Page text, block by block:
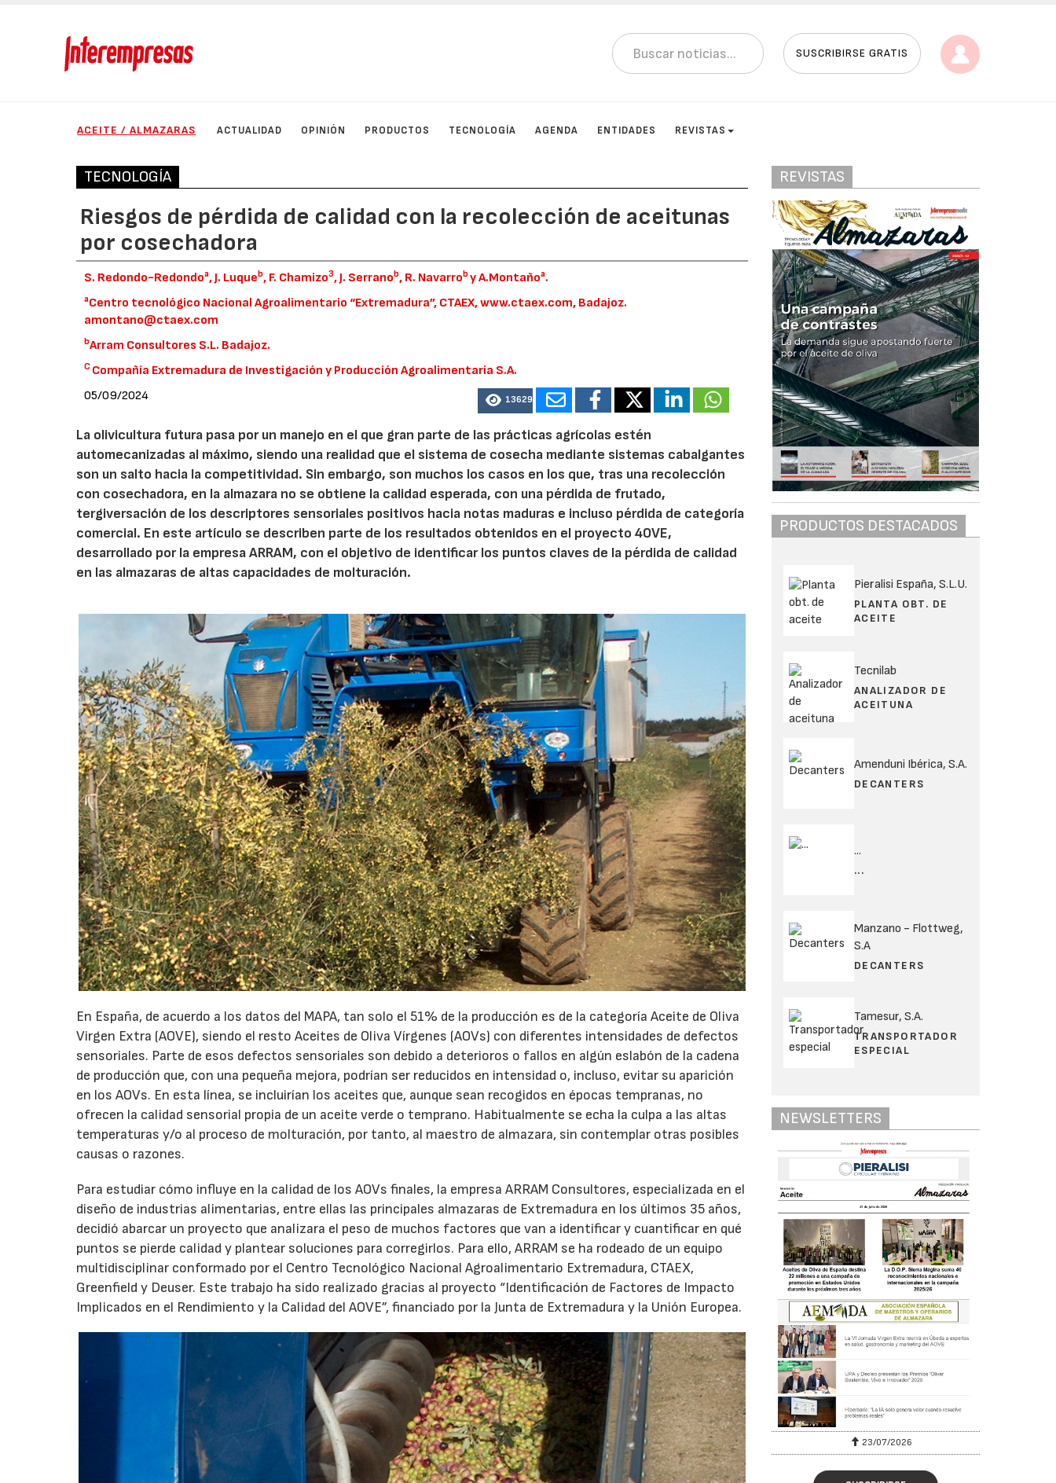
SUSCRIBIRSE GRATIS
ACEITE / ALMAZARAS ACTUALIDAD OPINIÓN PRODUCTOS TECNOLOGÍA AGENDA ENTIDADES REVISTAS
TECNOLOGÍA
Riesgos de pérdida de calidad con la recolección de aceitunas
por cosechadora
S. Redondo-Redondoa, J. Luqueb, F. Chamizo3, J. Serranob, R. Navarroby A.Montañoa.
aCentro tecnológico Nacional Agroalimentario “Extremadura”, CTAEX, www.ctaex.com, Badajoz.
amontano@ctaex.com
bArram Consultores S.L. Badajoz.
C Compañía Extremadura de Investigación y Producción Agroalimentaria S.A.
05/09/2024
13629
La olivicultura futura pasa por un manejo en el que gran parte de las prácticas agrícolas estén
automecanizadas al máximo, siendo una realidad que el sistema de cosecha mediante sistemas cabalgantes
son un salto hacia la competitividad. Sin embargo, son muchos los casos en los que, tras una recolección
con cosechadora, en la almazara no se obtiene la calidad esperada, con una pérdida de frutado,
tergiversación de los descriptores sensoriales positivos hacia notas maduras e incluso pérdida de categoría
comercial. En este artículo se describen parte de los resultados obtenidos en el proyecto 4OVE,
desarrollado por la empresa ARRAM, con el objetivo de identificar los puntos claves de la pérdida de calidad
en las almazaras de altas capacidades de molturación.
En España, de acuerdo a los datos del MAPA, tan solo el 51% de la producción es de la categoría Aceite de Oliva
Virgen Extra (AOVE), siendo el resto Aceites de Oliva Vírgenes (AOVs) con diferentes intensidades de defectos
sensoriales. Parte de esos defectos sensoriales son debido a deterioros o fallos en algún eslabón de la cadena
de producción que, con una pequeña mejora, podrían ser reducidos en intensidad o, incluso, evitar su aparición
en los AOVs. En esta línea, se incluirían los aceites que, aunque sean recogidos en épocas tempranas, no
ofrecen la calidad sensorial propia de un aceite verde o temprano. Habitualmente se echa la culpa a las altas
temperaturas y/o al proceso de molturación, por tanto, al maestro de almazara, sin contemplar otras posibles
causas o razones.
Para estudiar cómo influye en la calidad de los AOVs finales, la empresa ARRAM Consultores, especializada en el
diseño de industrias alimentarias, entre ellas las principales almazaras de Extremadura en los últimos 35 años,
decidió abarcar un proyecto que analizara el peso de muchos factores que van a identificar y cuantificar en qué
puntos se pierde calidad y plantear soluciones para corregirlos. Para ello, ARRAM se ha rodeado de un equipo
multidisciplinar conformado por el Centro Tecnológico Nacional Agroalimentario Extremadura, CTAEX,
Greenfield y Deuser. Este trabajo ha sido realizado gracias al proyecto “Identificación de Factores de Impacto
Implicados en el Rendimiento y la Calidad del AOVE”, financiado por la Junta de Extremadura y la Unión Europea.
REVISTAS
PRODUCTOS DESTACADOS
Pieralisi España, S.L.U.
PLANTA OBT. DE
ACEITE
Tecnilab
ANALIZADOR DE
ACEITUNA
Amenduni Ibérica, S.A.
DECANTERS
...
...
Manzano - Flottweg,
S.A
DECANTERS
Tamesur, S.A.
TRANSPORTADOR
ESPECIAL
NEWSLETTERS
23/07/2026 30/07/2026 23/07/2026